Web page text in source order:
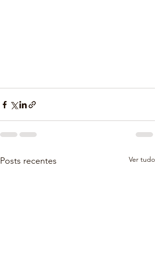
Posts recentes Ver tudo